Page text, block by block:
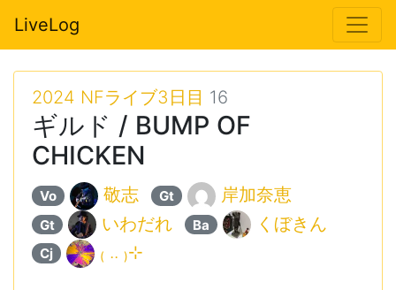
LiveLog
2024 NFライブ3日目 16
ギルド / BUMP OF
CHICKEN
Vo 敬志 Gt 岸加奈恵
Gt いわだれ Ba くぼきん
Cj ₍ .. ₎⊹